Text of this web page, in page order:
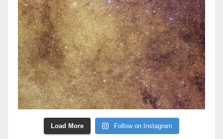
Load More Follow on Instagram